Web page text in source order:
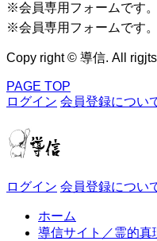
※会員専用フォームです
※会員専用フォームです
Copy right © 導信. All
PAGE TOP
ログイン 会員登録につい
ログイン 会員登録につい
ホーム
導信サイト／霊的真